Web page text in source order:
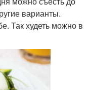
варианты.
Так худеть можно в